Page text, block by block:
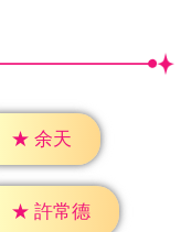
★ 余天
★ 許常德